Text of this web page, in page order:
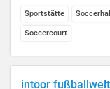
Sportstätte
Soccercourt
intoor fußballwelt